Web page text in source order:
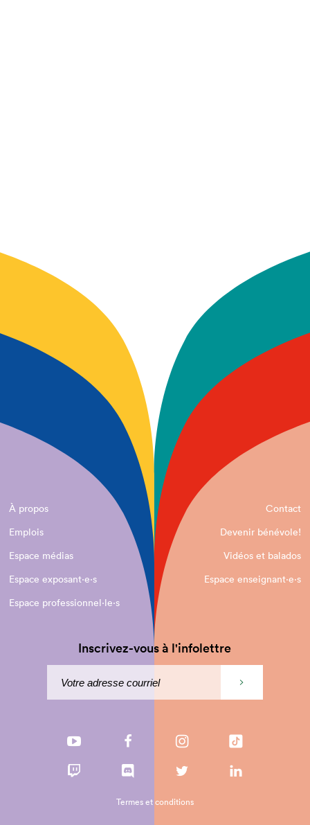
À propos
Contact
Emplois
Devenir bénévole!
Espace médias
Vidéos et balados
Espace exposant·e⋅s
Espace enseignant·e⋅s
Espace professionnel·le⋅s
Inscrivez-vous à l'infolettre
Termes et conditions